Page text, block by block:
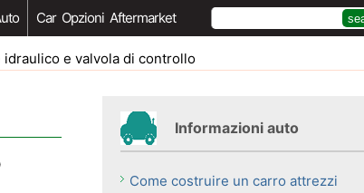
Car Opzioni Aftermarket
e valvola di controllo
Informazioni auto
Come costruire un carro attrezzi